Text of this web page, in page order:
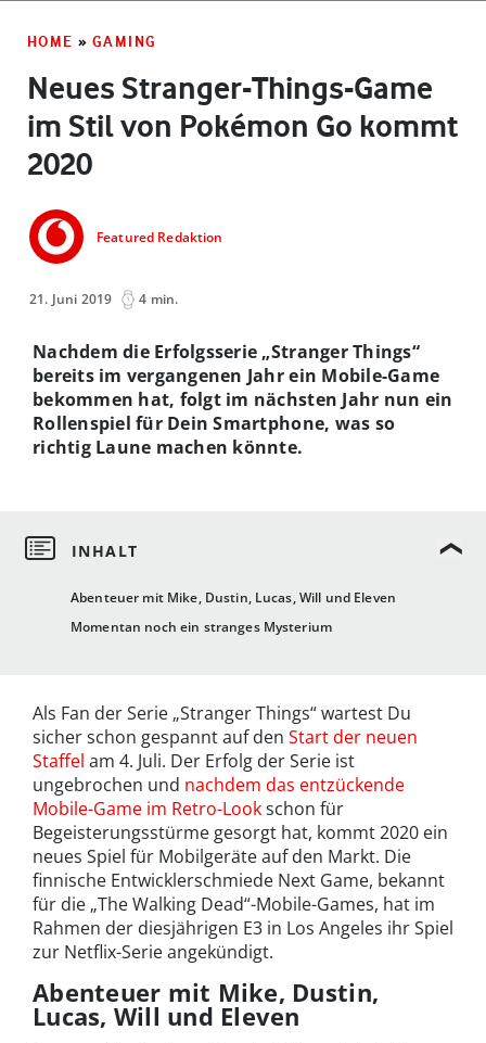
HOME » GAMING
Neues Stranger-Things-Game
im Stil von Pokémon Go kommt
2020
Featured Redaktion
21. Juni 2019 4 min.
Abenteuer mit Mike, Dustin, Lucas, Will und Eleven
Momentan noch ein stranges Mysterium
Nachdem die Erfolgsserie „Stranger Things“
bereits im vergangenen Jahr ein Mobile-Game
bekommen hat, folgt im nächsten Jahr nun ein
Rollenspiel für Dein Smartphone, was so
richtig Laune machen könnte.
Als Fan der Serie „Stranger Things“ wartest Du
sicher schon gespannt auf den Start der neuen
Staffel am 4. Juli. Der Erfolg der Serie ist
ungebrochen und nachdem das entzückende
Mobile-Game im Retro-Lookschon für
Begeisterungsstürme gesorgt hat, kommt 2020 ein
neues Spiel für Mobilgeräte auf den Markt. Die
finnische Entwicklerschmiede Next Game, bekannt
für die „The Walking Dead“-Mobile-Games, hat im
Rahmen der diesjährigen E3 in Los Angeles ihr Spiel
zur Netflix-Serie angekündigt.
Abenteuer mit Mike, Dustin,
Lucas, Will und Eleven